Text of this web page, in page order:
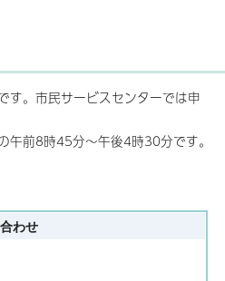
す。市民サービスセンターでは申
午前8時45分～午後4時30分です。
わせ